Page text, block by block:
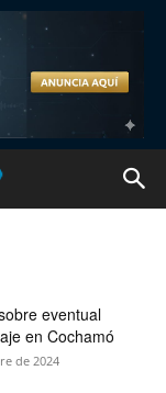
eventual
en Cochamó
de 2024